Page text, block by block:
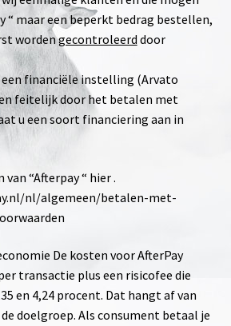
“ maar een beperkt bedrag bestellen,
wordengecontroleerd door
een financiële instelling (Arvato
en feitelijk door het betalen met
u een soort financiering aan in
van “Afterpay “ hier .
nl/algemeen/betalen-met-
De kosten voor AfterPay
transactie plus een risicofee die
en 4,24 procent. Dat hangt af van
doelgroep. Als consument betaal je